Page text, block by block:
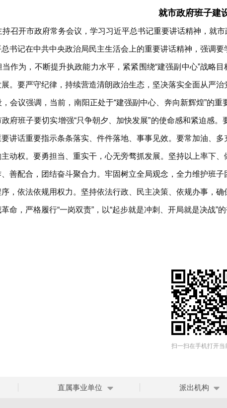
就市政府班子建
召开市政府常务会议，学习习近平总书记重要讲话精神，就市
书记在中共中央政治局民主生活会上的重要讲话精神，强调
作为，不断提升执政能力水平，紧紧围绕“建强副中心”战略
。要严守纪律，持续营造清朗政治生态，坚决落实全面从严
会议强调，当前，南阳正处于“建强副中心、奔向新辉煌”的
府班子要切实增强“只争朝夕、加快发展”的使命感和紧迫感
讲话重要指示条条落实、件件落地、事事见效。要常加油、
动权。要勇担当、重实干，心无旁骛抓发展。坚持以上率下
善配合，团结奋斗聚合力。牢固树立全局观念，全力维护班
，依法依规用权力。坚持依法行政、民主决策、依规办事，
命，严格履行“一岗双责”，以“起步就是冲刺、开局就是决战”
扫一扫在手机打开当
直属事业单位 派出机构